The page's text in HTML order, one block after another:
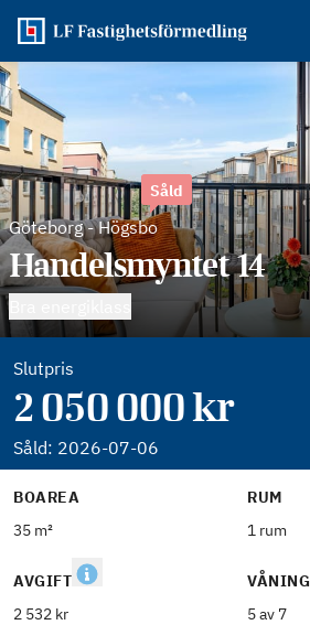
Göteborg-Högsbo
Såld
Handelsmyntet 14
Slutpris
2 050 000 kr
Såld: 2026-07-06
BOAREA
35 m²
RUM
1 rum
AVGIFT
2 532 kr
VÅNING
5 av 7